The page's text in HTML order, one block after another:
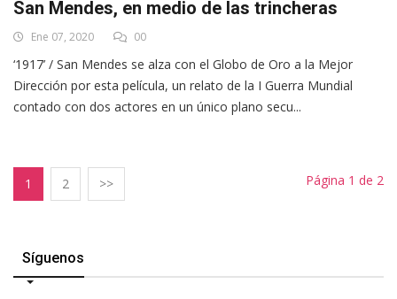
San Mendes, en medio de las trincheras
Ene 07, 2020 00
‘1917’ / San Mendes se alza con el Globo de Oro a la Mejor
Dirección por esta película, un relato de la I Guerra Mundial
contado con dos actores en un único plano secu...
1 2 >> Página 1 de 2
Síguenos